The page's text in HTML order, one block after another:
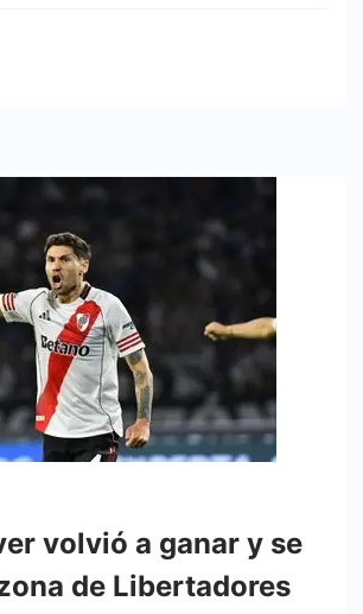
volvió a ganar y se
de Libertadores